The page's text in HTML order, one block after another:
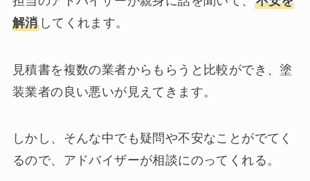
解消してくれます。
見積書を複数の業者からもらうと比較ができ、塗
装業者の良い悪いが見えてきます。
しかし、そんな中でも疑問や不安なことがでてく
るので、アドバイザーが相談にのってくれる。